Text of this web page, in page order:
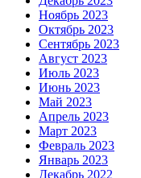
Ноябрь 2023
Октябрь 2023
Сентябрь 2023
Август 2023
Июль 2023
Июнь 2023
Май 2023
Апрель 2023
Март 2023
Февраль 2023
Январь 2023
Декабрь 2022